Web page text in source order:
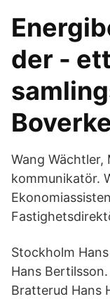
der - ett
Wang Wächtler,
kommunikatör.
Stockholm
Hans
Bratterud Hans